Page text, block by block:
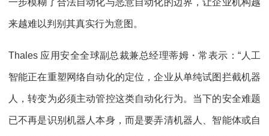
一步模糊了合法自动化与恶意自动化的边界，让企业机构越
来越难以判别其真实行为意图。
Thales 应用安全全球副总裁兼总经理蒂姆・常表示：“人工
智能正在重塑网络自动化的定位，企业从单纯试图拦截机器
人，转变为必须主动管控这类自动化行为。当下的安全难题
已不再是识别机器人本身，而是要弄清机器人、智能体或自